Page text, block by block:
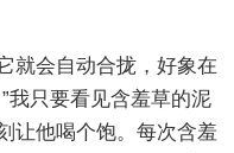
就会自动合拢，好象在
我只要看见含羞草的泥
让他喝个饱。每次含羞